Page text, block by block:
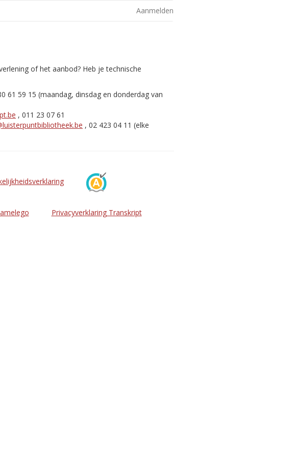
Aanmelden
of het aanbod? Heb je technische
61 59 15 (maandag, dinsdag en donderdag van
, 011 23 07 61
, 02 423 04 11 (elke
Privacyverklaring Transkript